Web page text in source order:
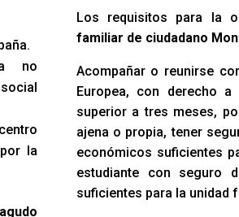
no
la
Los requisitos para la
familiar de ciudadano
Acompañar o reunirse
Europea, con derecho
superior a tres meses,
ajena o propia, tener
económicos suficientes
estudiante con seguro
suficientes para la unidad